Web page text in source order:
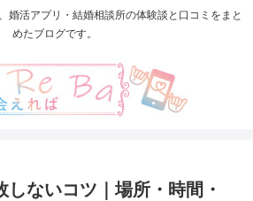
婚活アプリ・結婚相談所の体験談と口コミをまと
めたブログです。
しないコツ｜場所・時間・